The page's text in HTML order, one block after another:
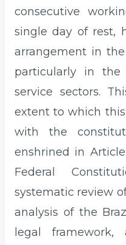
consecutive
single day of rest,
arrangement in
particularly in the
service sectors.
extent to which
with the
enshrined in
Federal
systematic review
analysis of the
legal